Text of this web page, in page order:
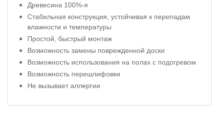
Древесина 100%-я
Стабильная конструкция, устойчивая к перепадам
влажности и температуры
Простой, быстрый монтаж
Возможность замены поврежденной доски
Возможность использования на полах с подогревом
Возможность перешлифовки
Не вызывает аллергии